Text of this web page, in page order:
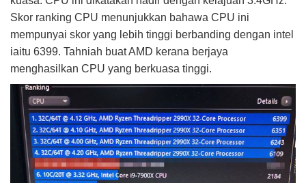
Skor ranking CPU menunjukkan bahawa CPU ini
mempunyai skor yang lebih tinggi berbanding dengan intel
iaitu 6399. Tahniah buat AMD kerana berjaya
menghasilkan CPU yang berkuasa tinggi.